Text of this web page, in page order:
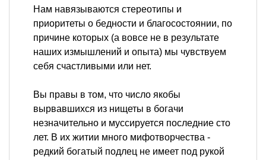
Нам навязываются стереотипы и
приоритеты о бедности и благосостоянии, по
причине которых (а вовсе не в результате
наших измышлений и опыта) мы чувствуем
себя счастливыми или нет.
Вы правы в том, что число якобы
вырвавшихся из нищеты в богачи
незначительно и муссируется последние сто
лет. В их житии много мифотворчества -
редкий богатый подлец не имеет под рукой